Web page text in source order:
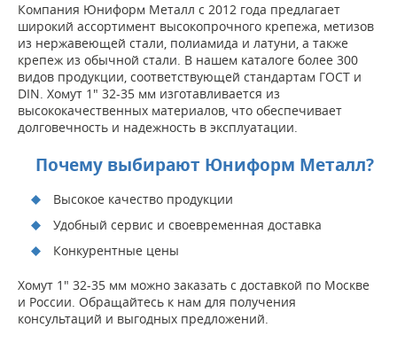
Компания Юниформ Металл с 2012 года предлагает
широкий ассортимент высокопрочного крепежа, метизов
из нержавеющей стали, полиамида и латуни, а также
крепеж из обычной стали. В нашем каталоге более 300
видов продукции, соответствующей стандартам ГОСТ и
DIN. Хомут 1" 32-35 мм изготавливается из
высококачественных материалов, что обеспечивает
долговечность и надежность в эксплуатации.
Почему выбирают Юниформ Металл?
Высокое качество продукции
Удобный сервис и своевременная доставка
Конкурентные цены
Хомут 1" 32-35 мм можно заказать с доставкой по Москве
и России. Обращайтесь к нам для получения
консультаций и выгодных предложений.